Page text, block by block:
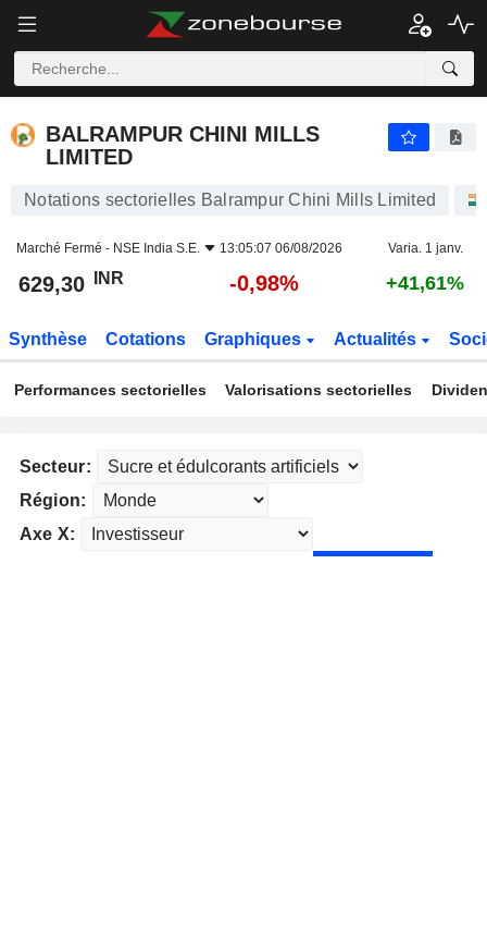
BALRAMPUR CHINI MILLS
LIMITED
Notations sectorielles Balrampur Chini Mills Limited
Marché Fermé - NSE India S.E. 13:05:07 06/08/2026 Varia. 1 janv.
629,30 INR -0,98% +41,61%
Synthèse Cotations Graphiques Actualités
Performances sectorielles Valorisations sectorielles
Secteur:
Région:
Axe X: